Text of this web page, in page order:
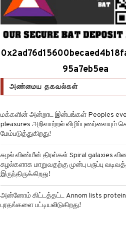
95a7eb5ea
அண்மைய தகவல்கள்
மக்களின் அன்றாட இன்பங்கள் Peoples
pleasures அறிவாற்றல் விழிப்புணர்வையும்
மேம்படுத்துகிறது!
சுழல் விண்மீன் திரள்கள் Spiral galaxies
சுழல்களாக மாறுவதற்கு முன்பு பருப்பு
இருந்திருக்கிறது!
அன்னோம் கிட்டத்தட்ட Annom lists
புரதங்களை பட்டியலிடுகிறது!